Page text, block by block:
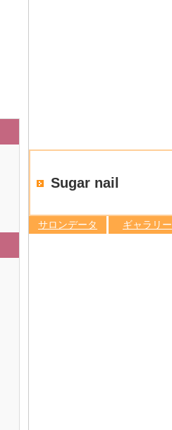
Sugar nail
サロンデータ ギャラリー